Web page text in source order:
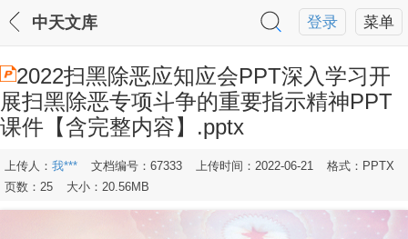
菜单
登录
中天文库
2022扫黑除恶应知应会PPT深入学习开
展扫黑除恶专项斗争的重要指示精神PPT
课件【含完整内容】.pptx
上传人： 我*** 文档编号：67333 上传时间：2022-06-21
格式：PPTX
页数：25
大小：20.56MB